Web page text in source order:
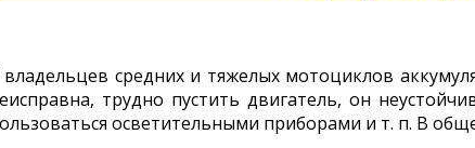
средних и тяжелых мотоциклов
трудно пустить двигатель, он
осветительными приборами и т. п. В